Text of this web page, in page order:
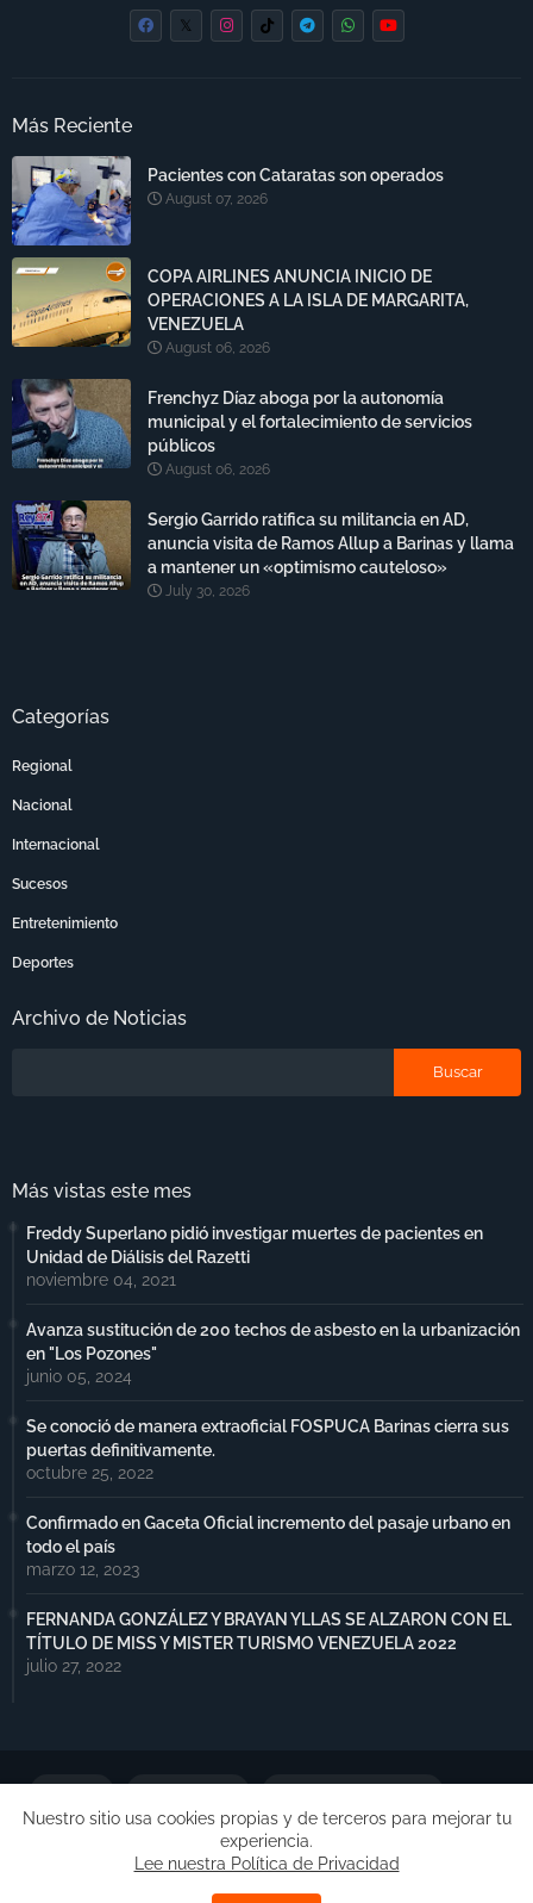
Más Reciente
Pacientes con Cataratas son operados
August 07, 2026
COPA AIRLINES ANUNCIA INICIO DE
OPERACIONES A LA ISLA DE MARGARITA,
VENEZUELA
August 06, 2026
Frenchyz Díaz aboga por la autonomía
municipal y el fortalecimiento de servicios
públicos
August 06, 2026
Sergio Garrido ratifica su militancia en AD,
anuncia visita de Ramos Allup a Barinas y llama
a mantener un «optimismo cauteloso»
July 30, 2026
Categorías
Regional
Nacional
Internacional
Sucesos
Entretenimiento
Deportes
Archivo de Noticias
Más vistas este mes
Freddy Superlano pidió investigar muertes de pacientes en
Unidad de Diálisis del Razetti
noviembre 04, 2021
Avanza sustitución de 200 techos de asbesto en la urbanización
en "Los Pozones"
junio 05, 2024
Se conoció de manera extraoficial FOSPUCA Barinas cierra sus
puertas definitivamente.
octubre 25, 2022
Confirmado en Gaceta Oficial incremento del pasaje urbano en
todo el país
marzo 12, 2023
FERNANDA GONZÁLEZ Y BRAYAN YLLAS SE ALZARON CON EL
TÍTULO DE MISS Y MISTER TURISMO VENEZUELA 2022
julio 27, 2022
Nuestro sitio usa cookies propias y de terceros para mejorar tu
experiencia.
Lee nuestra Política de Privacidad